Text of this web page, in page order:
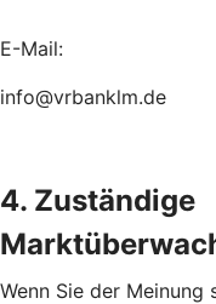
E-Mail:
info@vrbanklm.de
4. Zuständige
Wenn Sie der